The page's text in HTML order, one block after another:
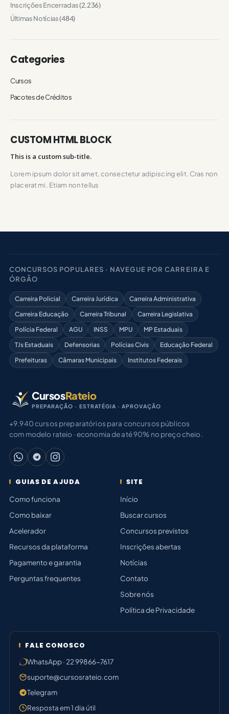
Inscrições Encerradas(2.236)
Últimas Notícias(484)
Categories
Cursos
Pacotes de Créditos
CUSTOM HTML BLOCK
This is a custom sub-title.
Lorem ipsum dolor sit amet, consectetur adipiscing elit. Cras non
placerat mi. Etiam non tellus
CONCURSOS POPULARES · NAVEGUE POR CARREIRA E
ÓRGÃO
Carreira Policial Carreira Jurídica
Carreira Administrativa
Carreira Educação
Carreira Tribunal
Carreira Legislativa
Polícia Federal
AGU INSS MPU
MP Estaduais
TJs Estaduais
Defensorias Polícias Civis
Educação Federal
Prefeituras
Câmaras Municipais Institutos Federais
CursosRateio
PREPARAÇÃO · ESTRATÉGIA · APROVAÇÃO
+9.940 cursos preparatórios para concursos públicos
com modelo rateio · economia de até 90% no preço cheio.
GUIAS DE AJUDA
Como funciona
Como baixar
Acelerador
Recursos da plataforma
Pagamento e garantia
Perguntas frequentes
SITE
Início
Buscar cursos
Concursos previstos
Inscrições abertas
Notícias
Contato
Sobre nós
Política de Privacidade
FALE CONOSCO
WhatsApp · 22 99866-7617
suporte@cursosrateio.com
Telegram
Resposta em 1 dia útil